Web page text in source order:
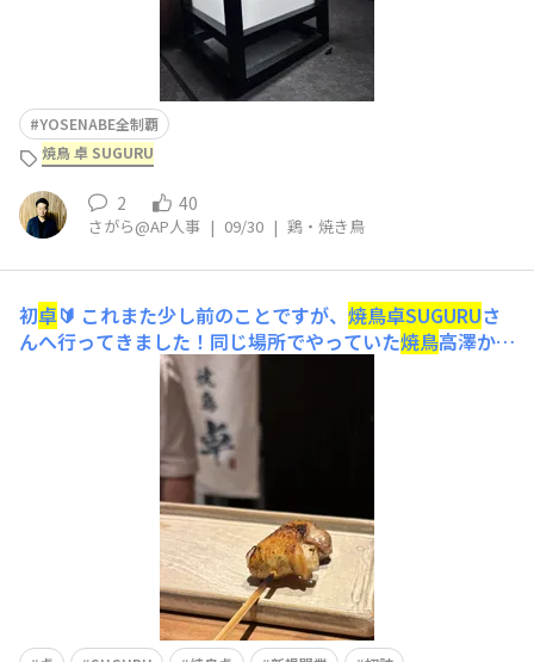
YOSENABE全制覇
焼鳥 卓 SUGURU
2 40
さがら@AP人事 | 09/30 | 鶏・焼き鳥
初卓🔰 これまた少し前のことですが、 焼鳥卓SUGURUさ
んへ行ってきました！同じ場所でやっていた焼鳥高澤から
店主さんが変わり新規開業！ 日本酒からスタート🍶 初め
てだったので、ベーシックな
ーフサラダ🥗からスタート &n